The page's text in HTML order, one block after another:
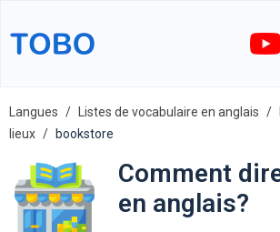
Langues Listes de vocabulaire en anglais
lieux
bookstore
Comment
en anglais?